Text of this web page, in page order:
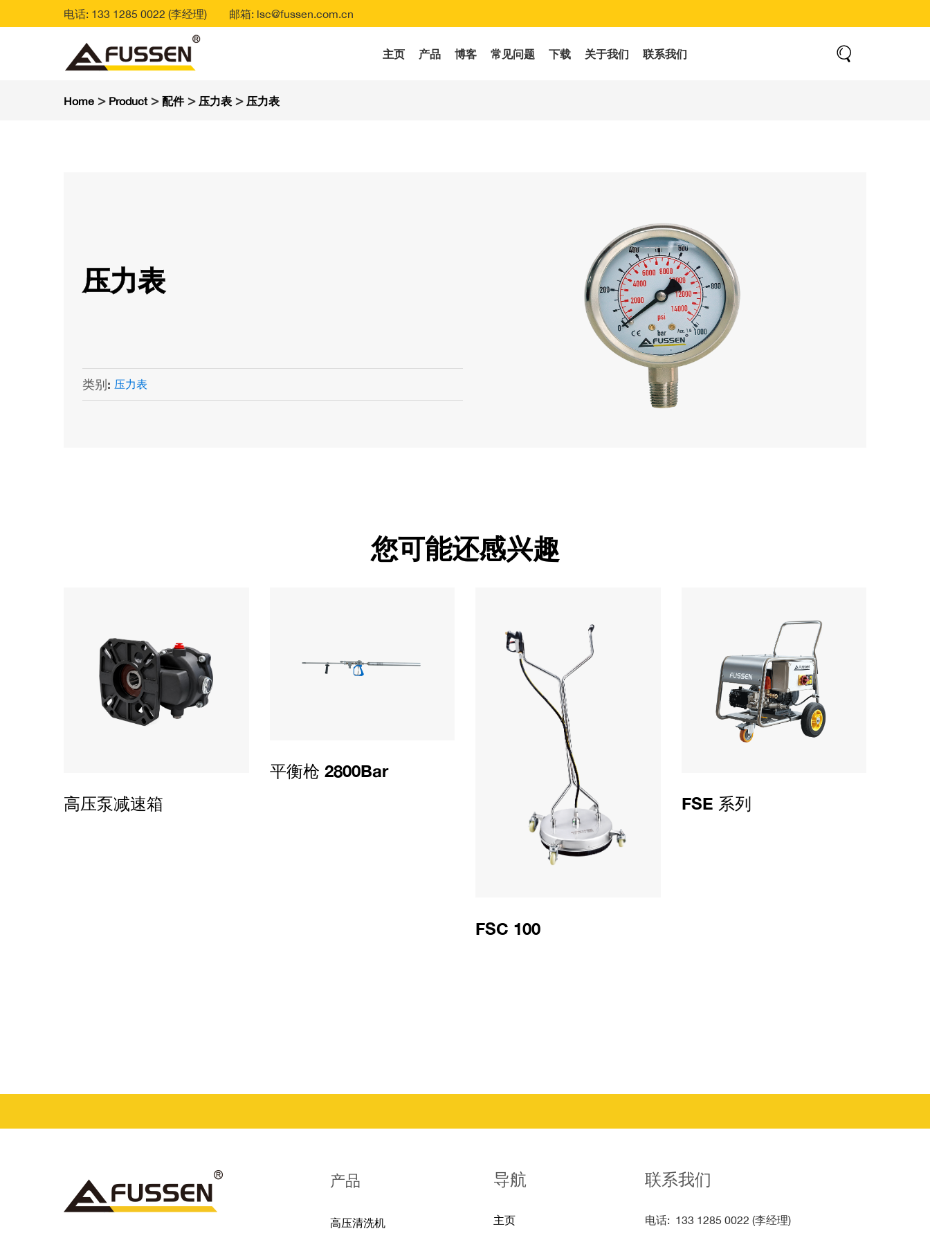
电话: 133 1285 0022 (李经理) 邮箱: lsc@fussen.com.cn
主页 产品 博客 常见问题 下载 关于我们 联系我们
Home > Product > 配件 > 压力表 > 压力表
压力表
类别: 压力表
您可能还感兴趣
高压泵减速箱
平衡枪 2800Bar
FSC 100
FSE 系列
产品
高压清洗机
导航
主页
联系我们
电话: 133 1285 0022 (李经理)